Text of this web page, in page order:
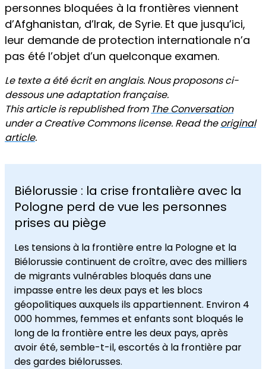
personnes bloquées à la frontières viennent
d’Afghanistan, d’Irak, de Syrie. Et que jusqu’ici,
leur demande de protection internationale n’a
pas été l’objet d’un quelconque examen.
Le texte a été écrit en anglais. Nous proposons ci-
dessous une adaptation française.
This article is republished from The Conversation
under a Creative Commons license. Read theoriginal
article.
Biélorussie : la crise frontalière avec la
Pologne perd de vue les personnes
prises au piège
Les tensions à la frontière entre la Pologne et la
Biélorussie continuent de croître, avec des milliers
de migrants vulnérables bloqués dans une
impasse entre les deux pays et les blocs
géopolitiques auxquels ils appartiennent. Environ 4
000 hommes, femmes et enfants sont bloqués le
long de la frontière entre les deux pays, après
avoir été, semble-t-il, escortés à la frontière par
des gardes biélorusses.